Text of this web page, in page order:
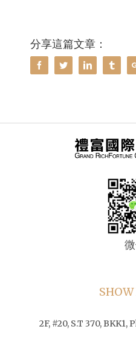
分享這篇文章：
Facebook
TwitterLinkedin
2F, #20, S.T 370,